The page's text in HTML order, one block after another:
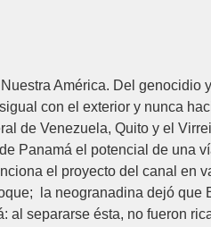
América. Del genocidio
con el exterior y nunca
de Venezuela, Quito y el
Panamá el potencial de una
el proyecto del canal en
la neogranadina dejó que
al separarse ésta, no fueron